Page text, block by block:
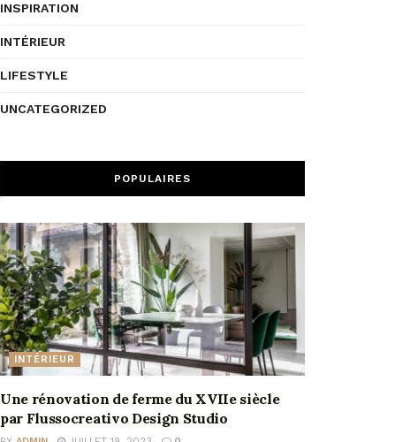
INSPIRATION
INTÉRIEUR
LIFESTYLE
UNCATEGORIZED
POPULAIRES
INTÉRIEUR
Une rénovation de ferme du XVIIe siècle
par Flussocreativo Design Studio